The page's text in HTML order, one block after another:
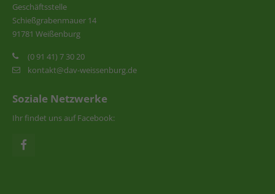
Geschäftsstelle
Schießgrabenmauer 14
91781 Weißenburg
(0 91 41) 7 30 20
kontakt@dav-weissenburg.de
Soziale Netzwerke
Ihr findet uns auf Facebook: